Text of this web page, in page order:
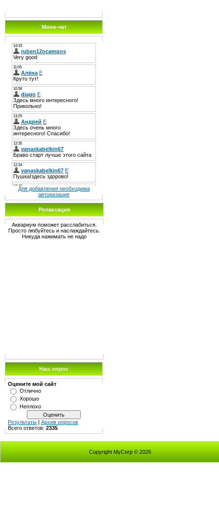
Мини-чат
Для добавления необходима
авторизация
Релаксация
Аквариум поможет расслабиться.
Просто любуйтесь и наслаждайтесь.
Никуда нажимать не надо
Наш опрос
Оцените мой сайт
Отлично
Хорошо
Неплохо
Результаты | Архив опросов
Всего ответов: 2335
Copyright MyCorp © 2026